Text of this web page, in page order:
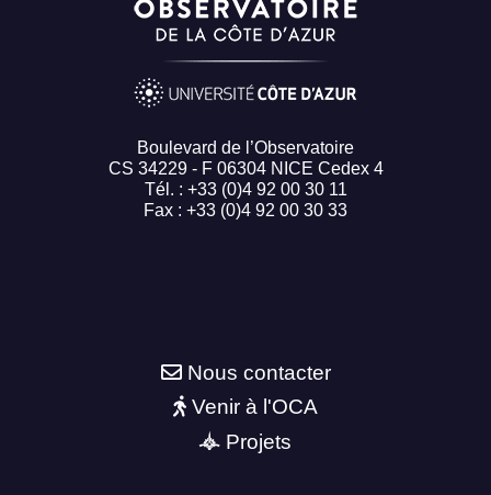
Boulevard de l’Observatoire
CS 34229 - F 06304 NICE Cedex 4
Tél. : +33 (0)4 92 00 30 11
Fax : +33 (0)4 92 00 30 33
Nous contacter
Venir à l'OCA
Projets